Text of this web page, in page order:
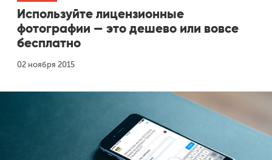
Используйте лицензионные
фотографии — это дешево или вовсе
бесплатно
02 ноября 2015